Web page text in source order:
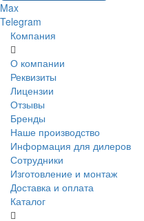
Max
Telegram
Компания
О компании
Реквизиты
Лицензии
Отзывы
Бренды
Наше производство
Информация для дилеров
Сотрудники
Изготовление и монтаж
Доставка и оплата
Каталог